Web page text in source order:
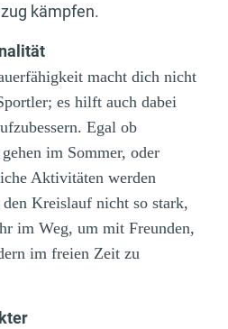
kämpfen.
macht dich nicht
es hilft auch dabei
Egal ob
im Sommer, oder
Aktivitäten werden
Kreislauf nicht so stark,
im Weg, um mit Freunden,
im freien Zeit zu